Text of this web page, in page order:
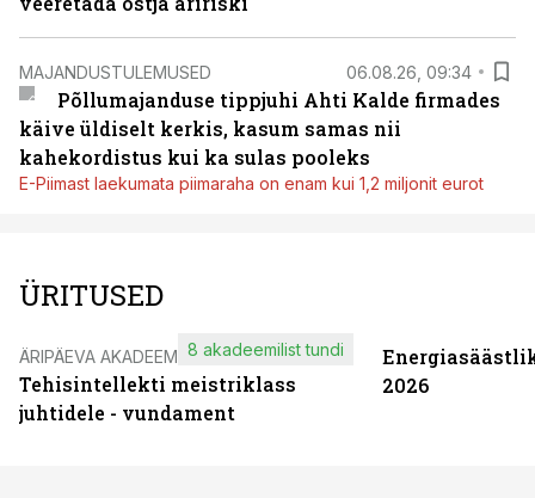
MAJANDUSTULEMUSED 06.08.26, 09:34
Põllumajanduse tippjuhi Ahti Kalde firmades
käive üldiselt kerkis, kasum samas nii
kahekordistus kui ka sulas pooleks
E-Piimast laekumata piimaraha on enam kui 1,2 miljonit eurot
ÜRITUSED
ÄRIPÄEVA AKADEEMIA
Tehisintellekti meistriklass
juhtidele - vundament
8 akadeemilist tundi
2026